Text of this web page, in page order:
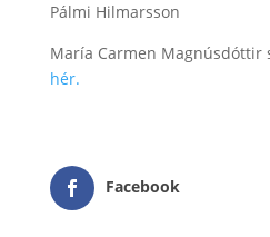
Pálmi Hilmarsson
María Carmen Magnúsdóttir
hér.
Facebook